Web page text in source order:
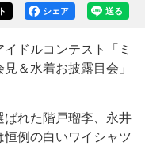
送る
シェア
ドルコンテスト「ミ
＆水着お披露目会」
れた階戸瑠李、永井
例の白いワイシャツ